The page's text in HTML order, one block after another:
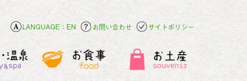
LANGUAGE：EN お問い合わせ サイトポリシー